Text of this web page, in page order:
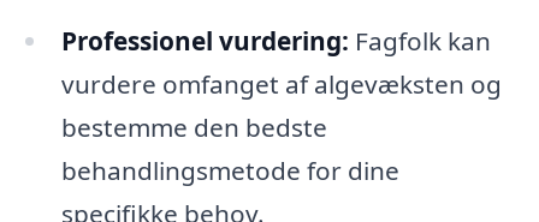
Professionel vurdering: Fagfolk kan
vurdere omfanget af algevæksten og
bestemme den bedste
behandlingsmetode for dine
specifikke behov.